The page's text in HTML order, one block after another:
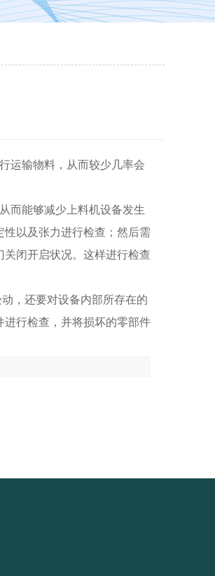
运输物料，从而较少几率会
而能够减少上料机设备发生
以及张力进行检查；然后需
闭开启状况。这样进行检查
，还要对设备内部所存在的
行检查，并将损坏的零部件